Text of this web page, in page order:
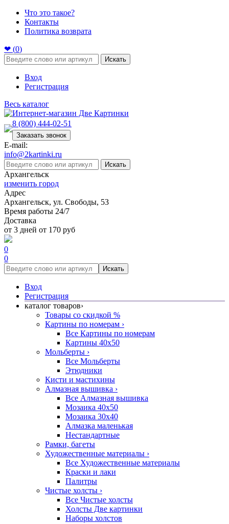
Что это такое?
Контакты
Политика возврата
❤ (0)
Искать
Вход
Регистрация
Весь каталог
8 (800) 444-02-51
Заказать звонок
E-mail:
info@2kartinki.ru
Искать
Архангельск
изменить город
Адрес
Архангельск, ул. Свободы, 53
Время работы 24/7
Доставка
от 3 дней от 170 руб
0
0
Искать
Вход
Регистрация
каталог товаров›
Товары со скидкой %
Картины по номерам ›
Все Картины по номерам
Картины 40x50
Мольберты ›
Все Мольберты
Этюдники
Кисти и мастихины
Алмазная вышивка ›
Все Алмазная вышивка
Мозаика 40x50
Мозаика 30x40
Алмазка маленькая
Нестандартные
Рамки, багеты
Художественные материалы ›
Все Художественные материалы
Краски и лаки
Палитры
Чистые холсты ›
Все Чистые холсты
Холсты Две картинки
Наборы холстов